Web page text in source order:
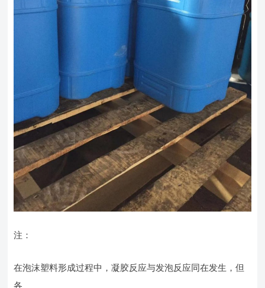
注：
在泡沫塑料形成过程中，凝胶反应与发泡反应同在发生，但
各